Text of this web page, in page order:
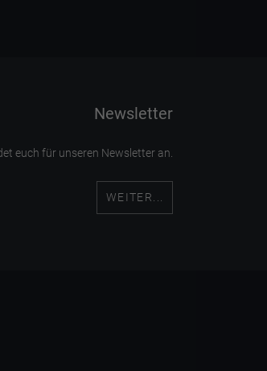
Newsletter
euch für unseren Newsletter an.
WEITER...